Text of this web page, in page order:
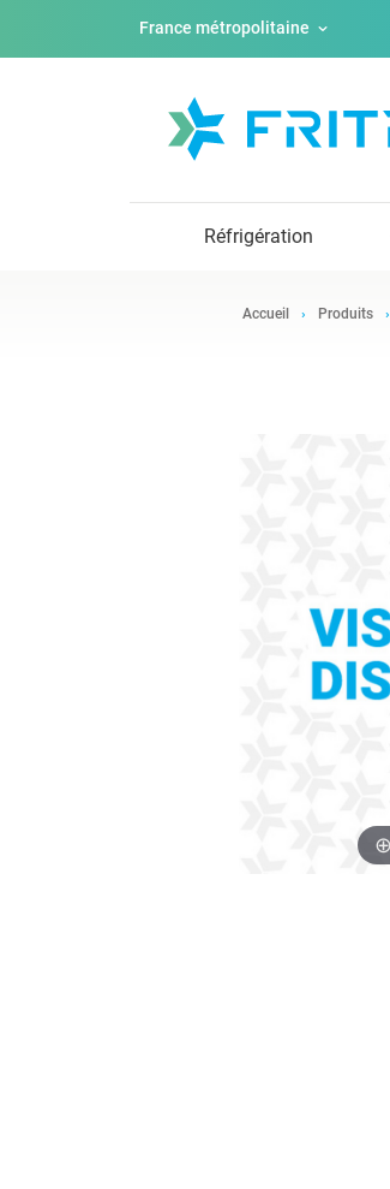
France métropolitaine
Réfrigération
Accueil Produits